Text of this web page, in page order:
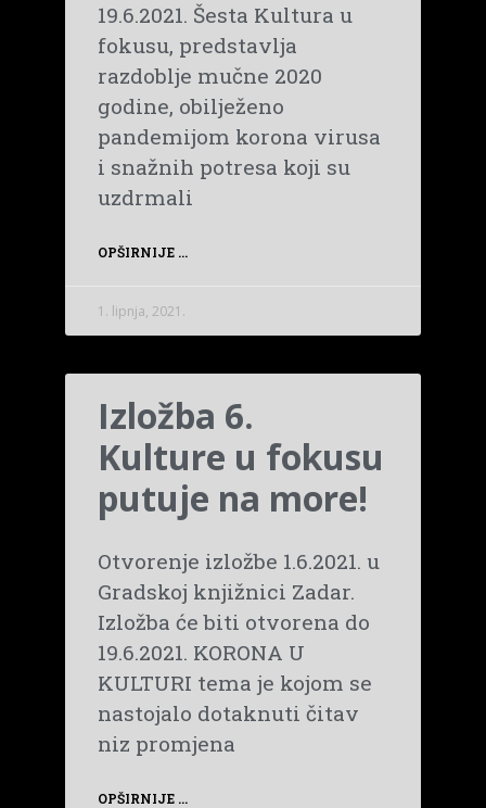
19.6.2021. Šesta Kultura u
fokusu, predstavlja
razdoblje mučne 2020
godine, obilježeno
pandemijom korona virusa
i snažnih potresa koji su
uzdrmali
OPŠIRNIJE ...
1. lipnja, 2021.
Izložba 6.
Kulture u fokusu
putuje na more!
Otvorenje izložbe 1.6.2021. u
Gradskoj knjižnici Zadar.
Izložba će biti otvorena do
19.6.2021. KORONA U
KULTURI tema je kojom se
nastojalo dotaknuti čitav
niz promjena
OPŠIRNIJE ...